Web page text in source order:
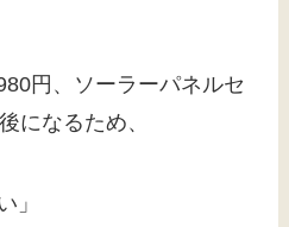
円、ソーラーパネルセ
になるため、
」